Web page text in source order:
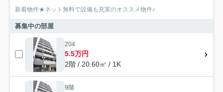
新着物件★ネット無料で設備も充実のオススメ物件♪
募集中の部屋
204
5.5万円
2階 / 20.60㎡ / 1K
9階